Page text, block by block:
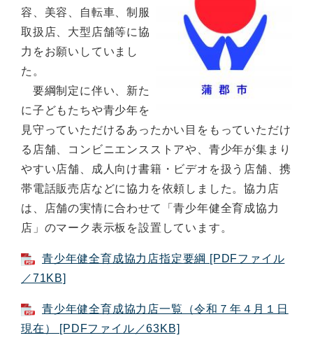
容、美容、自転車、制服
取扱店、大型店舗等に協
力をお願いしていまし
た。
要綱制定に伴い、新た
に子どもたちや青少年を
見守っていただけるあったかい目をもっていただけ
る店舗、コンビニエンスストアや、青少年が集まり
やすい店舗、成人向け書籍・ビデオを扱う店舗、携
帯電話販売店などに協力を依頼しました。協力店
は、店舗の実情に合わせて「青少年健全育成協力
店」のマーク表示板を設置しています。
青少年健全育成協力店指定要綱 [PDFファイル
／71KB]
青少年健全育成協力店一覧（令和７年４月１日
現在） [PDFファイル／63KB]